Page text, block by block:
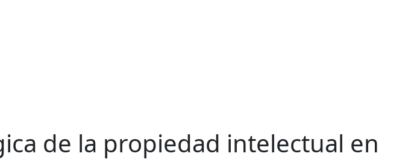
de la propiedad intelectual en